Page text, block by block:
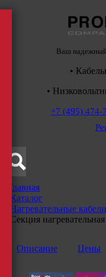
Ваш надежный
•
•
+7 (495) 474-
Главная
Каталог
Нагревательные кабели
Секция
Описание Цены